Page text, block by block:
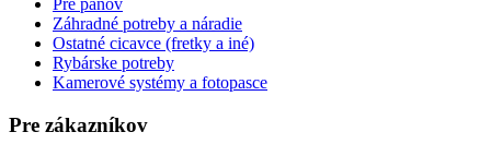
Pre pánov
Záhradné potreby a náradie
Ostatné cicavce (fretky a iné)
Rybárske potreby
Kamerové systémy a fotopasce
Pre zákazníkov